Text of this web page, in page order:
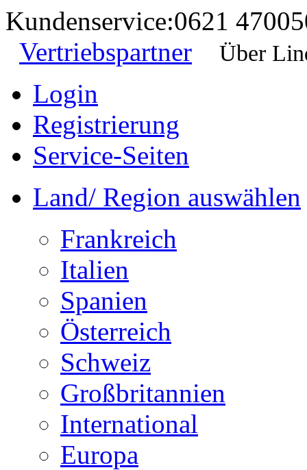
Kundenservice:0621
Vertriebspartner
Über
Login
Registrierung
Service-Seiten
Land/ Region auswählen
Frankreich
Italien
Spanien
Österreich
Schweiz
Großbritannien
International
Europa